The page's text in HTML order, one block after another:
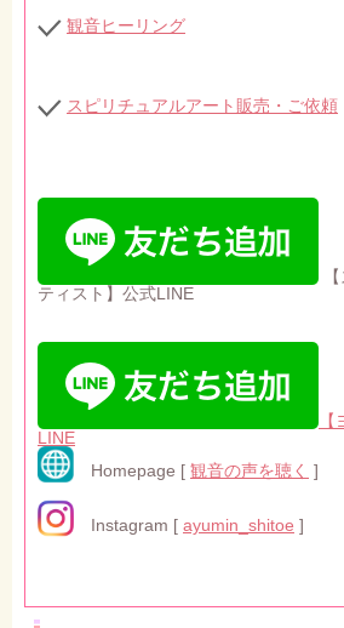
観音ヒーリング
スピリチュアルアート販売・ご依頼
ティスト】公式LINE
LINE
Homepage [ 観音の声を聴く ]
Instagram [ ayumin_shitoe ]